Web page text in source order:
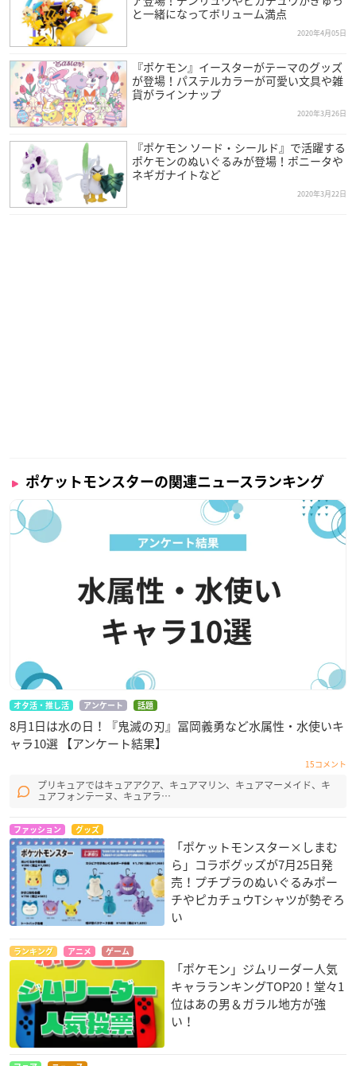
と一緒になってボリューム満点
2020年4月05日
『ポケモン』イースターがテーマのグッズ
が登場！パステルカラーが可愛い文具や雑
貨がラインナップ
2020年3月26日
『ポケモン ソード・シールド』で活躍する
ポケモンのぬいぐるみが登場！ポニータや
ネギガナイトなど
2020年3月22日
ポケットモンスターの関連ニュースランキング
オタ活・推し活 アンケート 話題
8月1日は水の日！『鬼滅の刃』冨岡義勇など水属性・水使いキ
ャラ10選 【アンケート結果】
15コメント
プリキュアではキュアアクア、キュアマリン、キュアマーメイド、キ
ュアフォンテーヌ、キュアラ…
ファッション グッズ
「ポケットモンスター×しまむ
ら」コラボグッズが7月25日発
売！プチプラのぬいぐるみポー
チやピカチュウTシャツが勢ぞろ
い
ランキング アニメ ゲーム
「ポケモン」ジムリーダー人気
キャラランキングTOP20！堂々1
位はあの男＆ガラル地方が強
い！